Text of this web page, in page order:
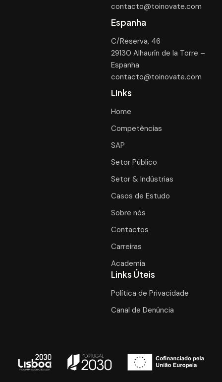
contacto@toinovate.com
Espanha
C/Reserva, 46
29130 Alhaurín de la Torre –
Espanha
contacto@toinovate.com
Links
Home
Competências
SAP
Setor Público
Setor & Indústrias
Casos de Estudo
Sobre nós
Contactos
Carreiras
Academia
Links Úteis
Política de Privacidade
Canal de Denúncia